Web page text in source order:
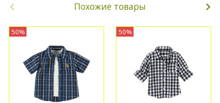
Похожие товары
50% 50%